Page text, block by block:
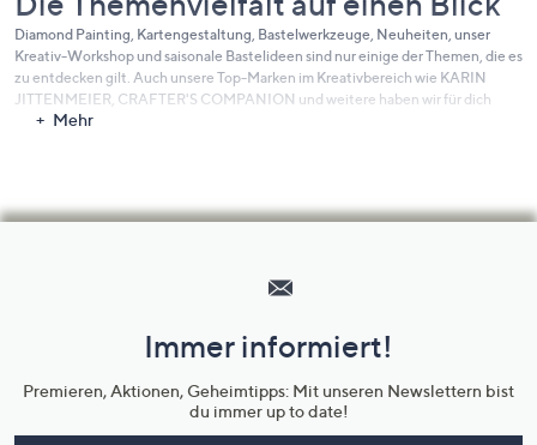
Diamond Painting, Kartengestaltung, Bastelwerkzeuge, Neuheiten, unser
Kreativ-Workshop und saisonale Bastelideen sind nur einige der Themen, die es
zu entdecken gilt. Auch unsere Top-Marken im Kreativbereich wie KARIN
JITTENMEIER, CRAFTER'S COMPANION und weitere haben wir für dich
übersichtlich zusammengestellt. Tauche ein ins Kreativ-Sortiment und peppe
Mehr
Unternehmensinformationen
Immer informiert!
Premieren, Aktionen, Geheimtipps: Mit unseren Newslettern bist
du immer up to date!